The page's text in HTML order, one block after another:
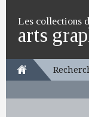
Les collections
arts